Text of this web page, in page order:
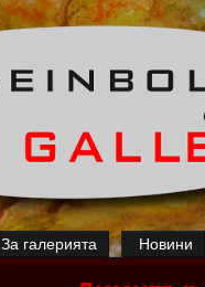
За галерията Новини